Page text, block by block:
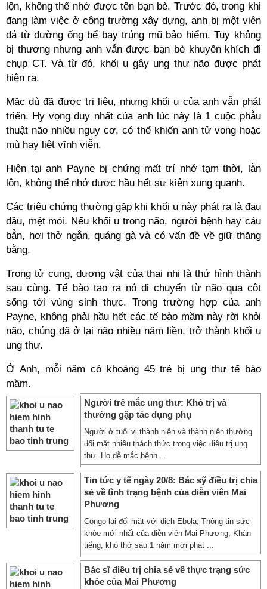
lộn, không thể nhớ được tên bạn bè. Trước đó, trong khi
đang làm việc ở công trường xây dựng, anh bị một viên
đá từ đường ống bể bay trúng mũ bảo hiểm. Tuy không
bị thương nhưng anh vẫn được bạn bè khuyến khích đi
chụp CT. Và từ đó, khối u gây ung thư não được phát
hiện ra.
Mặc dù đã được trị liệu, nhưng khối u của anh vẫn phát
triển. Hy vọng duy nhất của anh lúc này là 1 cuộc phẫu
thuật não nhiều nguy cơ, có thể khiến anh tử vong hoặc
mù hay liệt vĩnh viễn.
Hiện tại anh Payne bị chứng mất trí nhớ tạm thời, lẫn
lộn, không thể nhớ được hầu hết sự kiện xung quanh.
Các triệu chứng thường gặp khi khối u này phát ra là đau
đầu, mệt mỏi. Nếu khối u trong não, người bệnh hay cáu
bẳn, hơi thở ngắn, quáng gà và có vấn đề về giữ thăng
bằng.
Trong tử cung, dương vật của thai nhi là thứ hình thành
sau cùng. Tế bào tạo ra nó di chuyển từ não qua cột
sống tới vùng sinh thực. Trong trường hợp của anh
Payne, không phải hầu hết các tế bào mầm này rời khỏi
não, chúng đã ở lại não nhiều năm liền, trở thành khối u
ung thư.
Ở Anh, mỗi năm có khoảng 45 trẻ bị ung thư tế bào
mầm.
Người trẻ mắc ung thư: Khó trị và
thường gặp tác dụng phụ
Người ở tuổi vị thành niên và thành niên thường
đối mặt nhiều thách thức trong việc điều trị ung
thư. Họ dễ mắc bệnh ...
Tin tức y tế ngày 20/8: Bác sỹ điều trị chia
sẻ về tình trạng bệnh của diễn viên Mai
Phương
Congo lại đối mặt với dịch Ebola; Thông tin sức
khỏe mới nhất của diễn viên Mai Phương; Khàn
tiếng, khó thở sau 1 năm mới phát ...
Bác sĩ điều trị chia sẻ về thực trạng sức
khỏe của Mai Phương